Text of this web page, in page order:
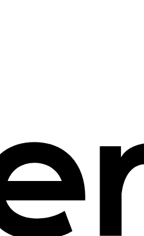
leurs idées et
,
éducatif